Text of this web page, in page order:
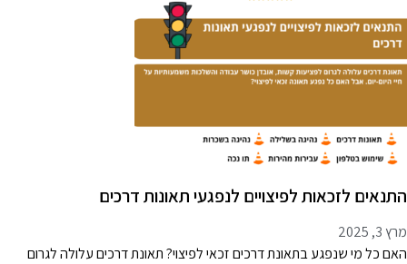
לזכאות לפיצויים לנפגעי תאונות דרכים
3, 2025
כל מי שנפגע בתאונת דרכים זכאי לפיצוי? תאונת דרכים עלולה לגרום